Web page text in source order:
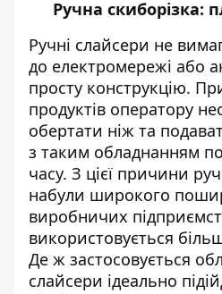
Ручна скиборізка:
Ручні слайсери не
до електромережі або
просту конструкцію.
продуктів оператору
обертати ніж та
з таким обладнанням
часу. З цієї причини
набули широкого
виробничих
використовується
Де ж застосовується
слайсери ідеально